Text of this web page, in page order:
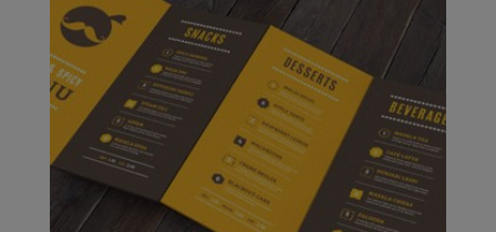
PROJECT 2
VIEW NOW